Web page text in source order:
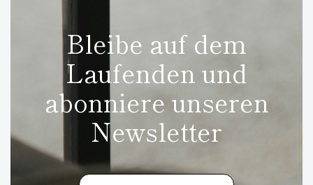
Bleibe auf dem
Laufenden und
abonniere unseren
Newsletter